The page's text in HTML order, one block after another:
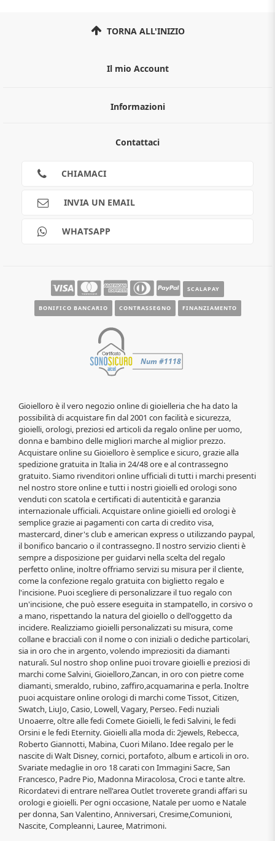
TORNA ALL'INIZIO
Il mio Account
Informazioni
Guida all'acquisto
Scalapay
Contattaci
CHIAMACI
INVIA UN EMAIL
WHATSAPP
SCALAPAY
BONIFICO BANCARIO CONTRASSEGNO FINANZIAMENTO
Gioielloro è il vero negozio online di gioielleria che ha dato la
possibilità di acquistare fin dal 2001 con facilità e sicurezza,
gioielli, orologi, preziosi ed articoli da regalo online per uomo,
donna e bambino delle migliori marche al miglior prezzo.
Acquistare online su Gioielloro è semplice e sicuro, grazie alla
spedizione gratuita in Italia in 24/48 ore e al contrassegno
gratuito. Siamo rivenditori online ufficiali di tutti i marchi presenti
nel nostro store online e tutti i nostri gioielli ed orologi sono
venduti con scatola e certificati di autenticità e garanzia
internazionale ufficiali. Acquistare online gioielli ed orologi è
semplice grazie ai pagamenti con carta di credito visa,
mastercard, diner's club e american express o utilizzando paypal,
il bonifico bancario o il contrassegno. Il nostro servizio clienti è
sempre a disposizione per guidarvi nella scelta del regalo
perfetto online, inoltre offriamo servizi su misura per il cliente,
come la confezione regalo gratuita con biglietto regalo e
l'incisione. Puoi scegliere di personalizzare il tuo regalo con
un'incisione, che può essere eseguita in stampatello, in corsivo o
a mano, rispettando la natura del gioiello o dell'oggetto da
incidere. Realizziamo gioielli personalizzati su misura, come
collane e bracciali con il nome o con iniziali o dediche particolari,
sia in oro che in argento, volendo impreziositi da diamanti
naturali. Sul nostro shop online puoi trovare gioielli e preziosi di
marchi come Salvini, Gioielloro,Zancan, in oro con pietre come
diamanti, smeraldo, rubino, zaffiro,acquamarina e perla. Inoltre
puoi acquistare online orologi di marchi come Tissot, Citizen,
Swatch, LiuJo, Casio, Lowell, Vagary, Perseo. Fedi nuziali
Unoaerre, oltre alle fedi Comete Gioielli, le fedi Salvini, le fedi
Orsini e le fedi Eternity. Gioielli alla moda di: 2jewels, Rebecca,
Roberto Giannotti, Mabina, Cuori Milano. Idee regalo per le
nascite di Walt Disney, cornici, portafoto, album e articoli in oro.
Svariate medaglie in oro 18 carati con Immagini Sacre, San
Francesco, Padre Pio, Madonna Miracolosa, Croci e tante altre.
Ricordatevi di entrare nell'area Outlet troverete grandi affari su
orologi e gioielli. Per ogni occasione, Natale per uomo e Natale
per donna, San Valentino, Anniversari, Cresime,Comunioni,
Nascite, Compleanni, Lauree, Matrimoni.